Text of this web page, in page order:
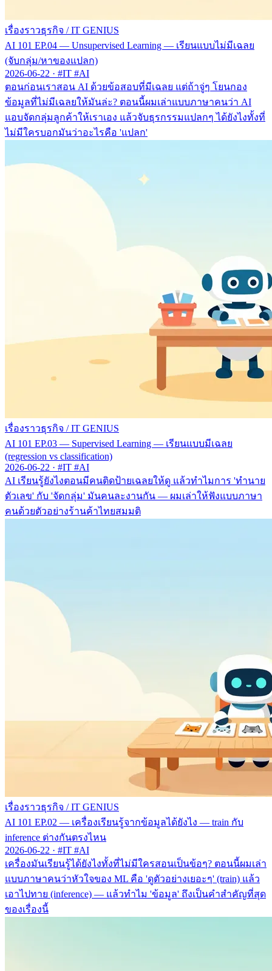
เรื่องราวธุรกิจ / IT GENIUS
AI 101 EP.04 — Unsupervised Learning — เรียนแบบไม่มีเฉลย
(จับกลุ่ม/หาของแปลก)
2026-06-22 · #IT #AI
ตอนก่อนเราสอน AI ด้วยข้อสอบที่มีเฉลย แต่ถ้าจู่ๆ โยนกอง
ข้อมูลที่ไม่มีเฉลยให้มันล่ะ? ตอนนี้ผมเล่าแบบภาษาคนว่า AI
แอบจัดกลุ่มลูกค้าให้เราเอง แล้วจับธุรกรรมแปลกๆ ได้ยังไงทั้งที่
ไม่มีใครบอกมันว่าอะไรคือ 'แปลก'
เรื่องราวธุรกิจ / IT GENIUS
AI 101 EP.03 — Supervised Learning — เรียนแบบมีเฉลย
(regression vs classification)
2026-06-22 · #IT #AI
AI เรียนรู้ยังไงตอนมีคนติดป้ายเฉลยให้ดู แล้วทำไมการ 'ทำนาย
ตัวเลข' กับ 'จัดกลุ่ม' มันคนละงานกัน — ผมเล่าให้ฟังแบบภาษา
คนด้วยตัวอย่างร้านค้าไทยสมมติ
เรื่องราวธุรกิจ / IT GENIUS
AI 101 EP.02 — เครื่องเรียนรู้จากข้อมูลได้ยังไง — train กับ
inference ต่างกันตรงไหน
2026-06-22 · #IT #AI
เครื่องมันเรียนรู้ได้ยังไงทั้งที่ไม่มีใครสอนเป็นข้อๆ? ตอนนี้ผมเล่า
แบบภาษาคนว่าหัวใจของ ML คือ 'ดูตัวอย่างเยอะๆ' (train) แล้ว
เอาไปทาย (inference) — แล้วทำไม 'ข้อมูล' ถึงเป็นคำสำคัญที่สุด
ของเรื่องนี้